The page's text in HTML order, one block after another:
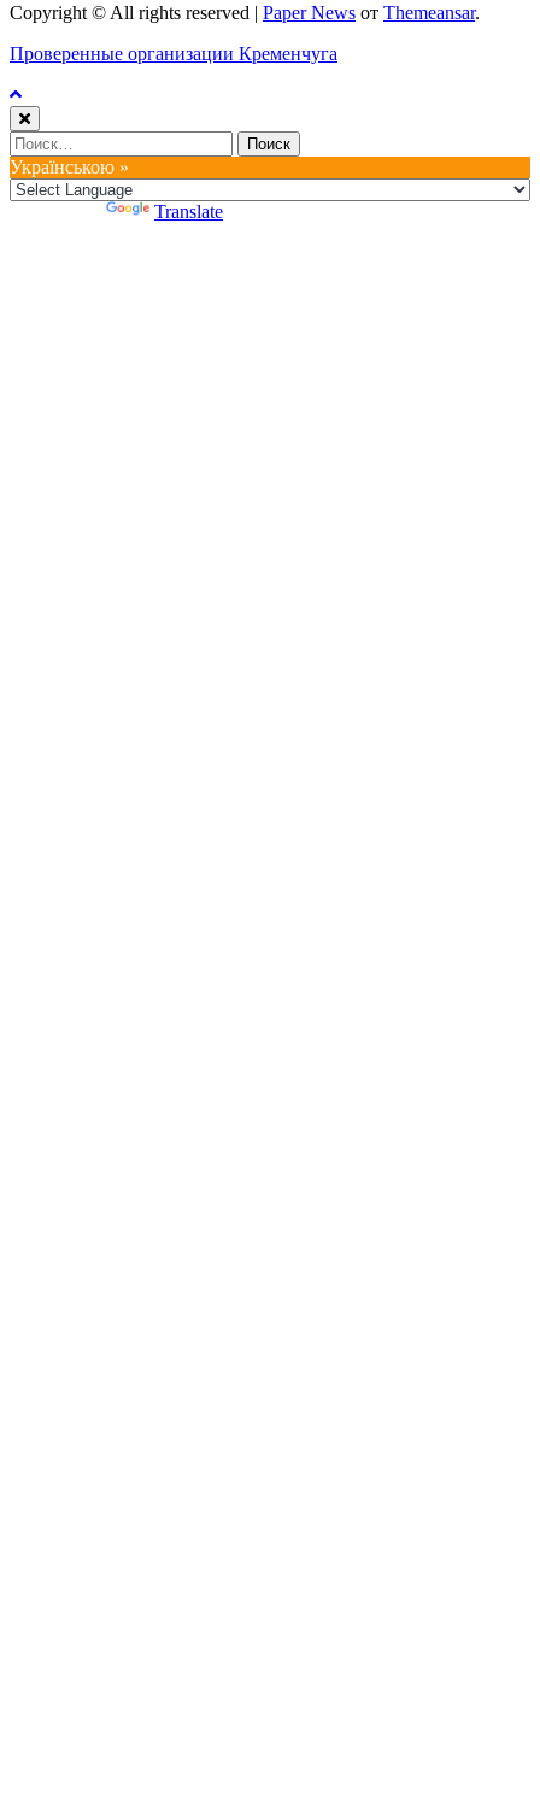
Copyright © All rights reserved | Paper News от Themeansar.
Проверенные организации Кременчуга
Найти:
Українською »
Translate